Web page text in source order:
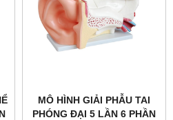
MÔ HÌNH GIẢI PHẪU TAI
PHÓNG ĐẠI 5 LẦN 6 PHẦN